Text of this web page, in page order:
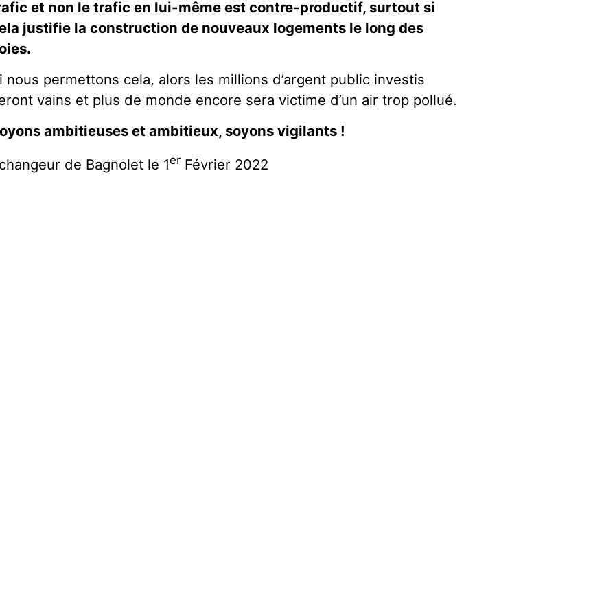
et non le trafic en lui-même est contre-productif, surtout si
justifie la construction de nouveaux logements le long des
nous permettons cela, alors les millions d’argent public investis
vains et plus de monde encore sera victime d’un air trop pollué.
ambitieuses et ambitieux, soyons vigilants !
de Bagnolet le 1erFévrier 2022